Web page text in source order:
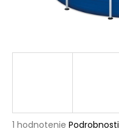
Priemerné
1 hodnotenie
á
?